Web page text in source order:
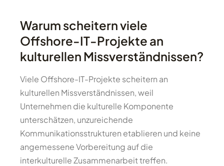
Warum scheitern viele
Offshore-IT-Projekte an
kulturellen Missverständnissen?
Viele Offshore-IT-Projekte scheitern an
kulturellen Missverständnissen, weil
Unternehmen die kulturelle Komponente
unterschätzen, unzureichende
Kommunikationsstrukturen etablieren und keine
angemessene Vorbereitung auf die
interkulturelle Zusammenarbeit treffen.